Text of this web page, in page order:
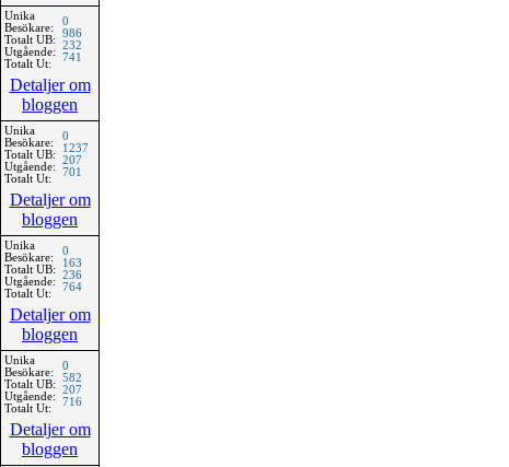
Unika
Besökare:
Totalt UB:
Utgående:
Totalt Ut:
0
986
232
741
Detaljer om
bloggen
Unika
Besökare:
Totalt UB:
Utgående:
Totalt Ut:
0
1237
207
701
Detaljer om
bloggen
Unika
Besökare:
Totalt UB:
Utgående:
Totalt Ut:
0
163
236
764
Detaljer om
bloggen
Unika
Besökare:
Totalt UB:
Utgående:
Totalt Ut:
0
582
207
716
Detaljer om
bloggen